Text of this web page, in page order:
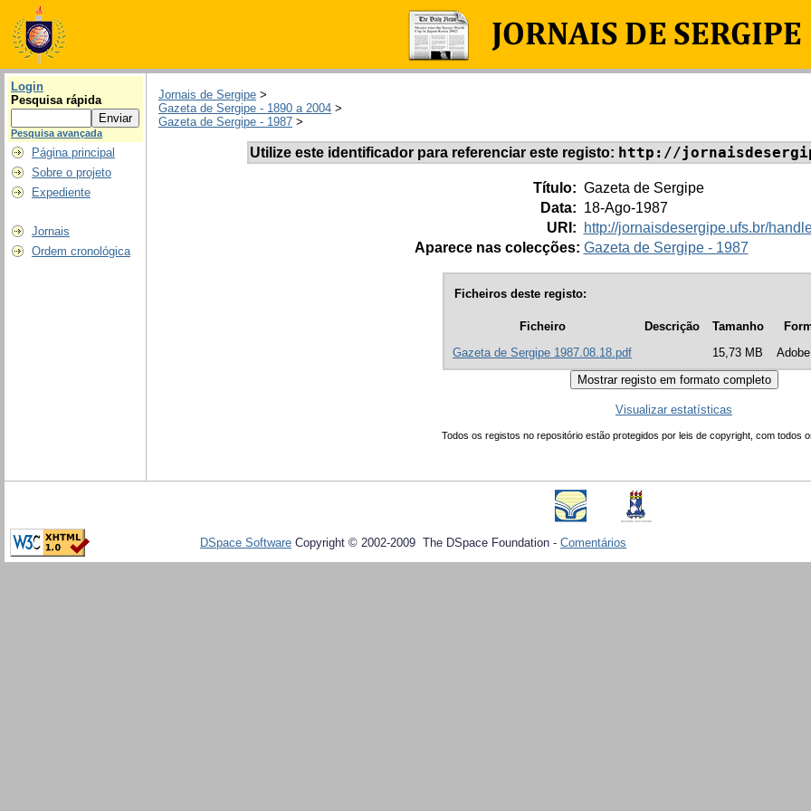
Login
Pesquisa rápida
Pesquisa avançada
Página principal
Sobre o projeto
Expediente
Jornais
Ordem cronológica
Jornais de Sergipe >
Gazeta de Sergipe - 1890 a 2004 >
Gazeta de Sergipe - 1987 >
Utilize este identificador para referenciar este registo: http://
Título: Gazeta de Sergipe
Data: 18-Ago-1987
URI:
http://jornaisdesergipe.ufs.br/
Aparece nas colecções: Gazeta de Sergipe - 1987
Ficheiros deste registo:
Ficheiro Descrição Tamanho
Gazeta de Sergipe 1987.08.18.pdf
15,73 MB
Visualizar estatísticas
Todos os registos no repositório estão protegidos por leis de copyright, com todos
DSpace Software Copyright © 2002-2009 The DSpace Foundation - Comentários